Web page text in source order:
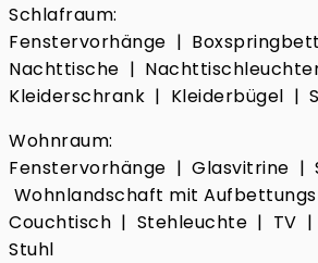
Schlafraum:
Fenstervorhänge |
Nachttische |
Kleiderschrank | Kleiderbügel |
Wohnraum:
Fenstervorhänge | Glasvitrine |
Wohnlandschaft mit
Couchtisch | Stehleuchte | TV
Stuhl